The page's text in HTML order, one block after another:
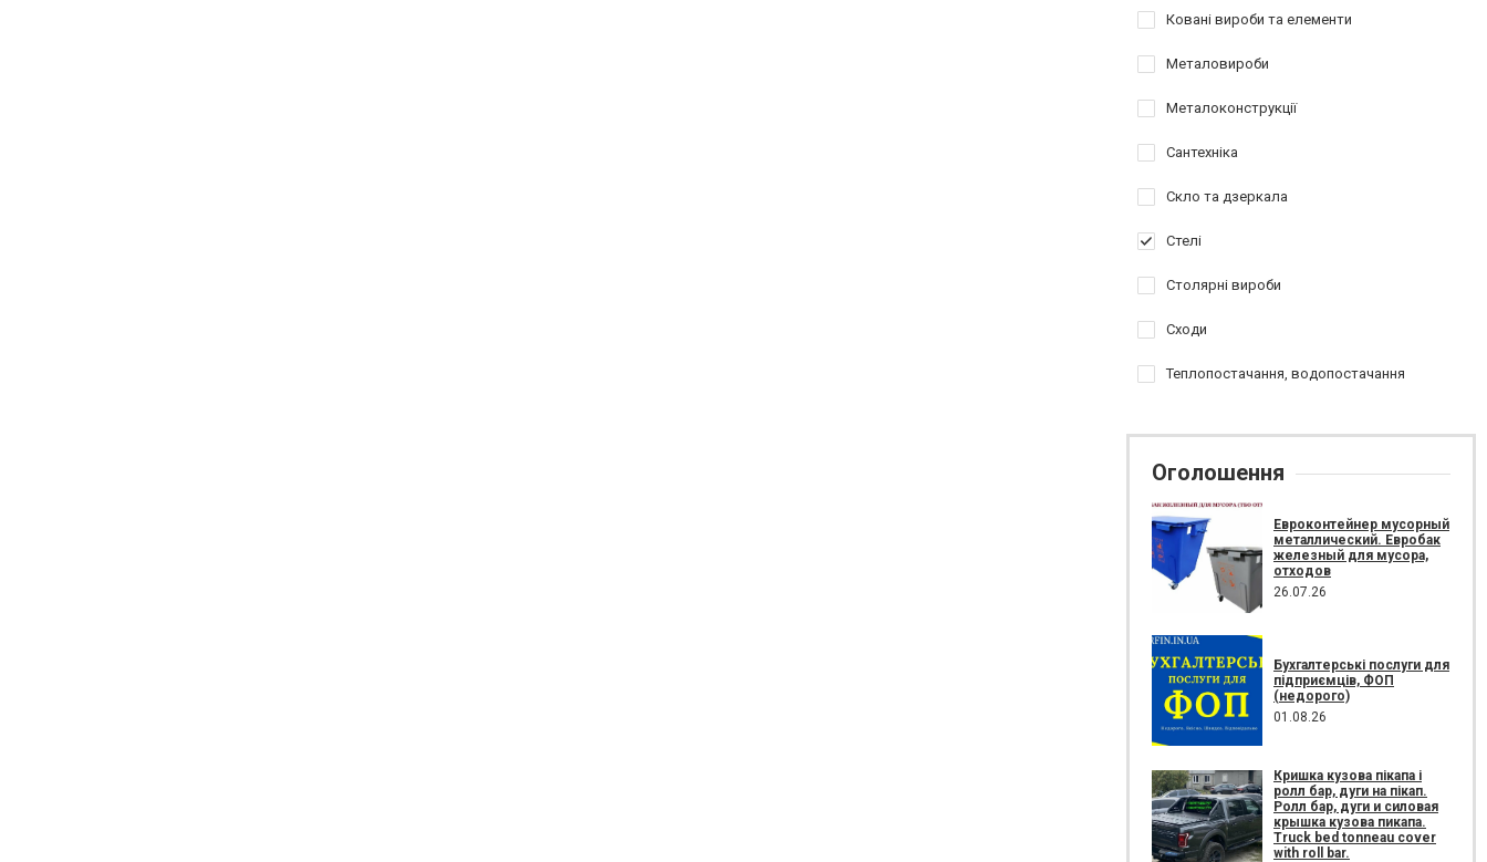
Ковані вироби та елементи
Металовироби
Металоконструкції
Сантехніка
Скло та дзеркала
Стелі
Столярні вироби
Сходи
Теплопостачання, водопостачання
Оголошення
Евроконтейнер мусорный
металлический. Евробак
железный для мусора,
отходов
26.07.26
Бухгалтерські послуги для
підприємців, ФОП
(недорого)
01.08.26
Кришка кузова пікапа і
ролл бар, дуги на пікап.
Ролл бар, дуги и силовая
крышка кузова пикапа.
Truck bed tonneau cover
with roll bar.